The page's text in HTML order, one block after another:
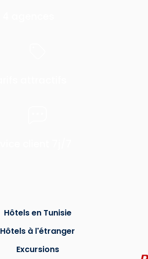
Hôtels en Tunisie
Hôtels à l'étranger
Excursions